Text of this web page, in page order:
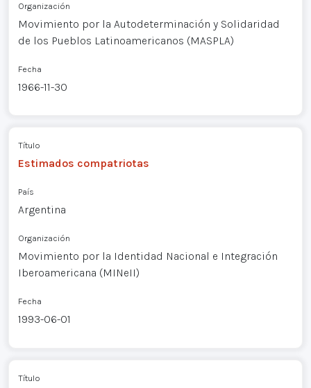
Organización
Movimiento por la Autodeterminación y Solidaridad
de los Pueblos Latinoamericanos (MASPLA)
Fecha
1966-11-30
Título
Estimados compatriotas
País
Argentina
Organización
Movimiento por la Identidad Nacional e Integración
Iberoamericana (MINeII)
Fecha
1993-06-01
Título